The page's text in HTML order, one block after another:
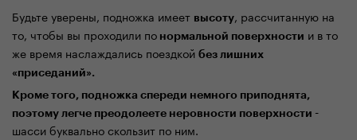
Будьте уверены, подножка имеет высоту, рассчитанную на
то, чтобы вы проходили по нормальной поверхности и в то
же время наслаждались поездкой без лишних
«приседаний».
Кроме того, подножка спереди немного приподнята,
поэтому легче преодолеете неровности поверхности -
шасси буквально скользит по ним.